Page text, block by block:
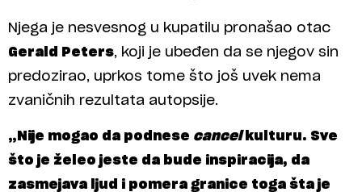
Njega je nesvesnog u kupatilu pronašao otac
Gerald Peters, koji je ubeđen da se njegov sin
predozirao, uprkos tome što još uvek nema
zvaničnih rezultata autopsije.
„Nije mogao da podnese cancel kulturu. Sve
što je želeo jeste da bude inspiracija, da
zasmejava ljud i pomera granice toga šta je